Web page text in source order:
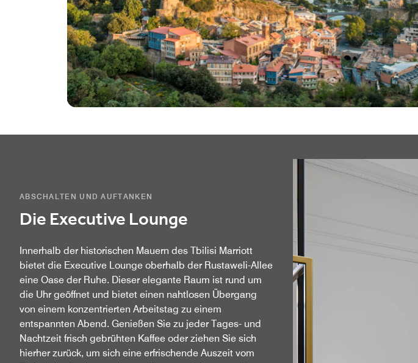
ABSCHALTEN UND AUFTANKEN
Die Executive Lounge
Innerhalb der historischen Mauern des Tbilisi Marriott
bietet die Executive Lounge oberhalb der Rustaweli-Allee
eine Oase der Ruhe. Dieser elegante Raum ist rund um
die Uhr geöffnet und bietet einen nahtlosen Übergang
von einem konzentrierten Arbeitstag zu einem
entspannten Abend. Genießen Sie zu jeder Tages- und
Nachtzeit frisch gebrühten Kaffee oder ziehen Sie sich
hierher zurück, um sich eine erfrischende Auszeit vom